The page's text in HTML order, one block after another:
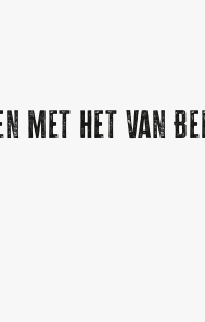
het Van